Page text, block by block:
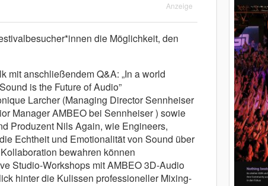
Anzeige
die Möglichkeit, den
mit anschließendem Q&A: „In a world
is the Future of Audio”
Larcher (Managing Director Sennheiser
Manager AMBEO bei Sennheiser ) sowie
Produzent Nils Again, wie Engineers,
Echtheit und Emotionalität von Sound über
bewahren können
Studio-Workshops mit AMBEO 3D-Audio
hinter die Kulissen professioneller Mixing-